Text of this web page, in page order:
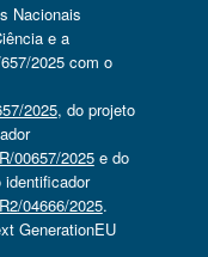
Nacionais
e a
2025 com o
2025, do projeto
00657/2025e do
identificador
04666/2025.
GenerationEU